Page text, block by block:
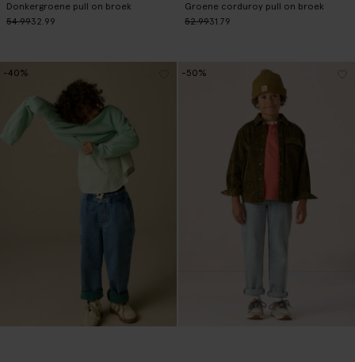
Donkergroene pull on broek
54.9932.99
Groene corduroy pull on broek
52.9931.79
-40% -50%